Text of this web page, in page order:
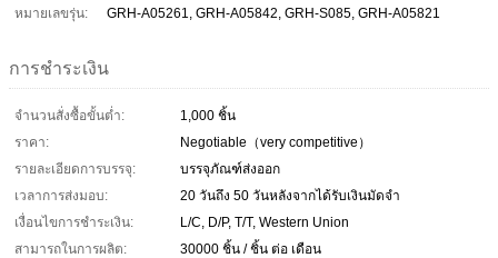
หมายเลขรุ่น:
GRH-A05261, GRH-A05842, GRH-S085, GRH-A05821
การชำระเงิน
จำนวนสั่งซื้อขั้นต่ำ:
1,000 ชิ้น
ราคา:
Negotiable（very competitive）
รายละเอียดการบรรจุ:
บรรจุภัณฑ์ส่งออก
เวลาการส่งมอบ:
20 วันถึง 50 วันหลังจากได้รับเงินมัดจำ
เงื่อนไขการชำระเงิน:
L/C, D/P, T/T, Western Union
สามารถในการผลิต:
30000 ชิ้น / ชิ้น ต่อ เดือน